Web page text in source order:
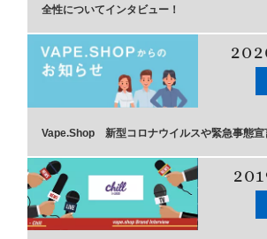
全性についてインタビュー！
Vape.Shop 新型コロナウイルスや緊急事態宣